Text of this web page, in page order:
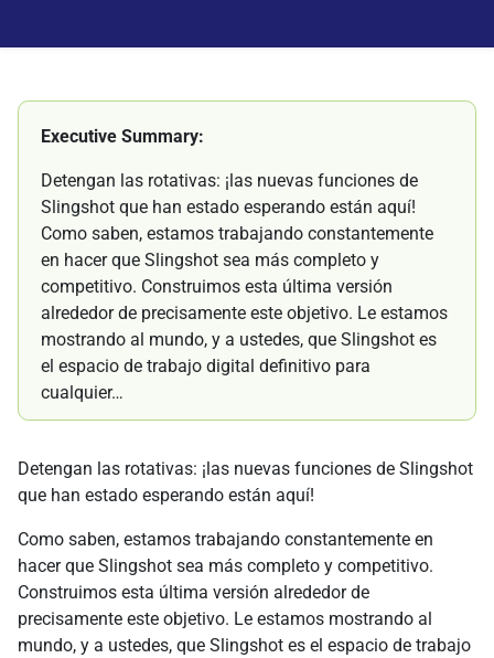
Executive Summary:
Detengan las rotativas: ¡las nuevas funciones de
Slingshot que han estado esperando están aquí!
Como saben, estamos trabajando constantemente
en hacer que Slingshot sea más completo y
competitivo. Construimos esta última versión
alrededor de precisamente este objetivo. Le estamos
mostrando al mundo, y a ustedes, que Slingshot es
el espacio de trabajo digital definitivo para
cualquier…
Detengan las rotativas: ¡las nuevas funciones de Slingshot
que han estado esperando están aquí!
Como saben, estamos trabajando constantemente en
hacer que Slingshot sea más completo y competitivo.
Construimos esta última versión alrededor de
precisamente este objetivo. Le estamos mostrando al
mundo, y a ustedes, que Slingshot es el espacio de trabajo